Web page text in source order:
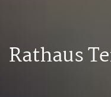
Rathaus